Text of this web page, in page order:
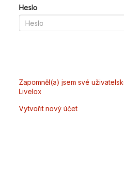
Heslo
Zapomněl(a) jsem své
Livelox
Vytvořit nový účet